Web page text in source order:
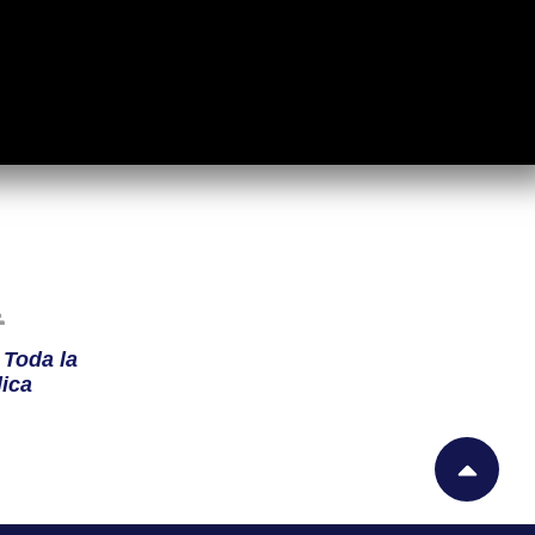
Toda la